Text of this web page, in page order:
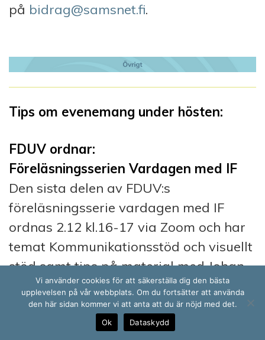
på bidrag@samsnet.fi.
Tips om evenemang under hösten:
FDUV ordnar:
Föreläsningsserien Vardagen med IF
Den sista delen av FDUV:s
föreläsningsserie vardagen med IF
ordnas 2.12 kl.16-17 via Zoom och har
temat Kommunikationsstöd och visuellt
stöd samt tips på material med Johan
Palmén från Folkhälsan.
Läs mer på FDUV:s sidor
Vi använder cookies för att säkerställa dig den bästa
upplevelsen på vår webbplats. Om du fortsätter att använda
den här sidan kommer vi att anta att du är nöjd med det.
Ok
Dataskydd